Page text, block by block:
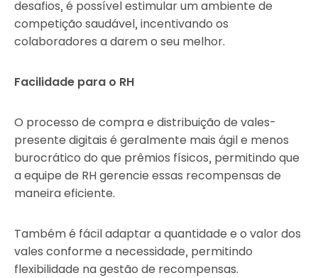
desafios, é possível estimular um ambiente de
competição saudável, incentivando os
colaboradores a darem o seu melhor.
Facilidade para o RH
O processo de compra e distribuição de vales-
presente digitais é geralmente mais ágil e menos
burocrático do que prêmios físicos, permitindo que
a equipe de RH gerencie essas recompensas de
maneira eficiente.
Também é fácil adaptar a quantidade e o valor dos
vales conforme a necessidade, permitindo
flexibilidade na gestão de recompensas.